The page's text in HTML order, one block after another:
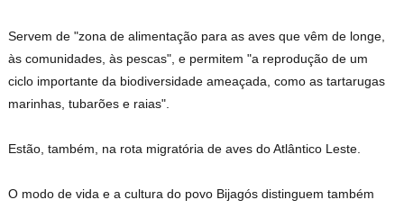
Servem de "zona de alimentação para as aves que vêm de longe,
às comunidades, às pescas", e permitem "a reprodução de um
ciclo importante da biodiversidade ameaçada, como as tartarugas
marinhas, tubarões e raias".
Estão, também, na rota migratória de aves do Atlântico Leste.
O modo de vida e a cultura do povo Bijagós distinguem também